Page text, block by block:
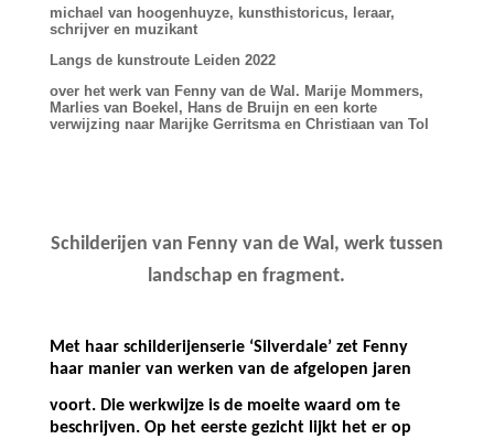
michael van hoogenhuyze, kunsthistoricus, leraar,
schrijver en muzikant
Langs de kunstroute Leiden 2022
over het werk van Fenny van de Wal. Marije Mommers,
Marlies van Boekel, Hans de Bruijn en een korte
verwijzing naar Marijke Gerritsma en Christiaan van Tol
Schilderijen van Fenny van de Wal, werk tussen
landschap en fragment.
Met haar schilderijenserie ‘Silverdale’ zet Fenny
haar manier van werken van de afgelopen jaren
voort. Die werkwijze is de moeite waard om te
beschrijven. Op het eerste gezicht lijkt het er op